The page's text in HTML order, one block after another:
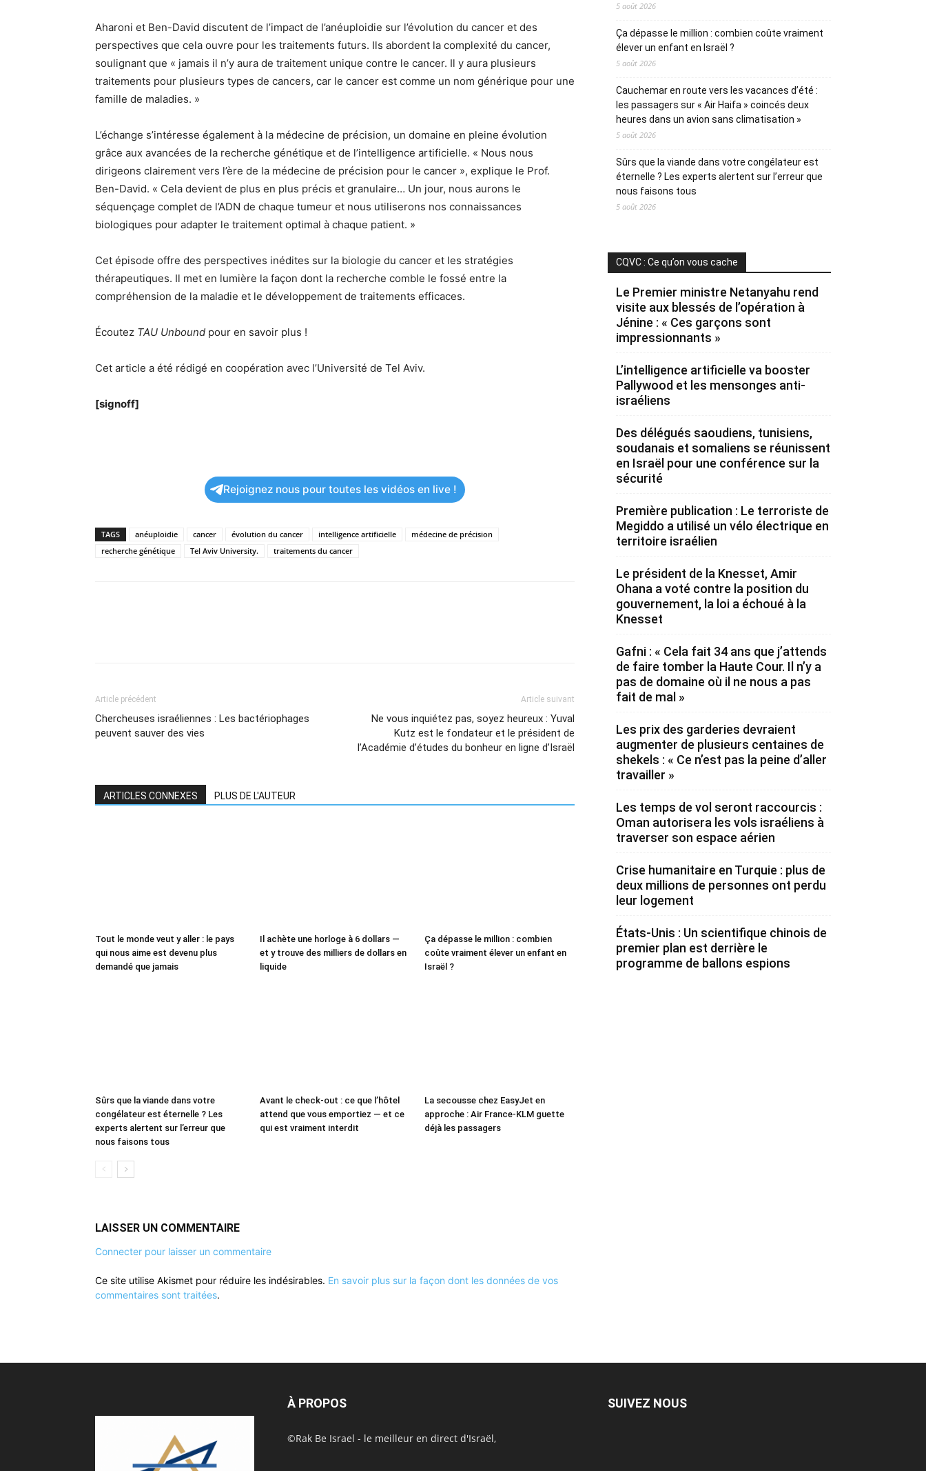
Aharoni et Ben-David discutent de l’impact de l’anéuploidie sur l’évolution du cancer et des
perspectives que cela ouvre pour les traitements futurs. Ils abordent la complexité du cancer,
soulignant que « jamais il n’y aura de traitement unique contre le cancer. Il y aura plusieurs
traitements pour plusieurs types de cancers, car le cancer est comme un nom générique pour une
famille de maladies. »
L’échange s’intéresse également à la médecine de précision, un domaine en pleine évolution
grâce aux avancées de la recherche génétique et de l’intelligence artificielle. « Nous nous
dirigeons clairement vers l’ère de la médecine de précision pour le cancer », explique le Prof.
Ben-David. « Cela devient de plus en plus précis et granulaire… Un jour, nous aurons le
séquençage complet de l’ADN de chaque tumeur et nous utiliserons nos connaissances
biologiques pour adapter le traitement optimal à chaque patient. »
Cet épisode offre des perspectives inédites sur la biologie du cancer et les stratégies
thérapeutiques. Il met en lumière la façon dont la recherche comble le fossé entre la
compréhension de la maladie et le développement de traitements efficaces.
Écoutez TAU Unbound pour en savoir plus !
Cet article a été rédigé en coopération avec l’Université de Tel Aviv.
[signoff]
Rejoignez nous pour toutes les vidéos en live !
TAGS anéuploidie cancer évolution du cancer intelligence artificielle
médecine de précision
recherche génétique
Tel Aviv University. traitements du cancer
Article précédent
Chercheuses israéliennes : Les bactériophages
peuvent sauver des vies
Article suivant
Ne vous inquiétez pas, soyez heureux : Yuval
Kutz est le fondateur et le président de
l’Académie d’études du bonheur en ligne d’Israël
ARTICLES CONNEXES PLUS DE L'AUTEUR
Tout le monde veut y aller : le pays
qui nous aime est devenu plus
demandé que jamais
Il achète une horloge à 6 dollars —
et y trouve des milliers de dollars en
liquide
Ça dépasse le million : combien
coûte vraiment élever un enfant en
Israël ?
Sûrs que la viande dans votre
congélateur est éternelle ? Les
experts alertent sur l’erreur que
nous faisons tous
Avant le check-out : ce que l’hôtel
attend que vous emportiez — et ce
qui est vraiment interdit
La secousse chez EasyJet en
approche : Air France-KLM guette
déjà les passagers
LAISSER UN COMMENTAIRE
Connecter pour laisser un commentaire
Ce site utilise Akismet pour réduire les indésirables. En savoir plus sur la façon dont les données de vos
commentaires sont traitées.
5 août 2026
Ça dépasse le million : combien coûte vraiment
élever un enfant en Israël ?
5 août 2026
Cauchemar en route vers les vacances d’été :
les passagers sur « Air Haifa » coincés deux
heures dans un avion sans climatisation »
5 août 2026
Sûrs que la viande dans votre congélateur est
éternelle ? Les experts alertent sur l’erreur que
nous faisons tous
5 août 2026
CQVC : Ce qu’on vous cache
Le Premier ministre Netanyahu rend
visite aux blessés de l’opération à
Jénine : « Ces garçons sont
impressionnants »
L’intelligence artificielle va booster
Pallywood et les mensonges anti-
israéliens
Des délégués saoudiens, tunisiens,
soudanais et somaliens se réunissent
en Israël pour une conférence sur la
sécurité
Première publication : Le terroriste de
Megiddo a utilisé un vélo électrique en
territoire israélien
Le président de la Knesset, Amir
Ohana a voté contre la position du
gouvernement, la loi a échoué à la
Knesset
Gafni : « Cela fait 34 ans que j’attends
de faire tomber la Haute Cour. Il n’y a
pas de domaine où il ne nous a pas
fait de mal »
Les prix des garderies devraient
augmenter de plusieurs centaines de
shekels : « Ce n’est pas la peine d’aller
travailler »
Les temps de vol seront raccourcis :
Oman autorisera les vols israéliens à
traverser son espace aérien
Crise humanitaire en Turquie : plus de
deux millions de personnes ont perdu
leur logement
États-Unis : Un scientifique chinois de
premier plan est derrière le
programme de ballons espions
À PROPOS
©Rak Be Israel - le meilleur en direct d'Israël,
SUIVEZ NOUS